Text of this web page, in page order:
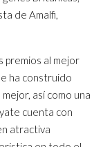
de Amalfi,
premios al mejor
ha construido
así como una
cuenta con
atractiva